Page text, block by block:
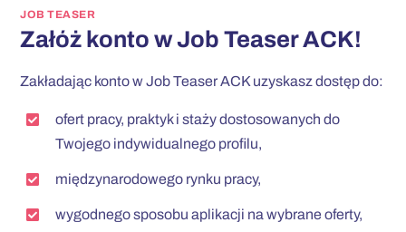
JOB TEASER
Załóż konto w Job Teaser ACK!
Zakładając konto w Job Teaser ACK uzyskasz dostęp do:
ofert pracy, praktyk i staży dostosowanych do
Twojego indywidualnego profilu,
międzynarodowego rynku pracy,
wygodnego sposobu aplikacji na wybrane oferty,